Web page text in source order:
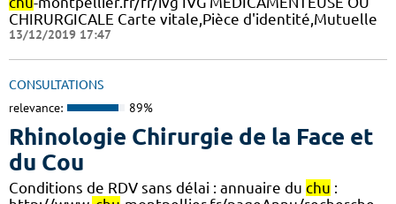
CHIRURGICALE Carte vitale,Pièce d'identité,Mutuelle
13/12/2019 17:47
CONSULTATIONS
relevance: 89%
Rhinologie Chirurgie de la Face et
du Cou
Conditions de RDV sans délai : annuaire du chu :